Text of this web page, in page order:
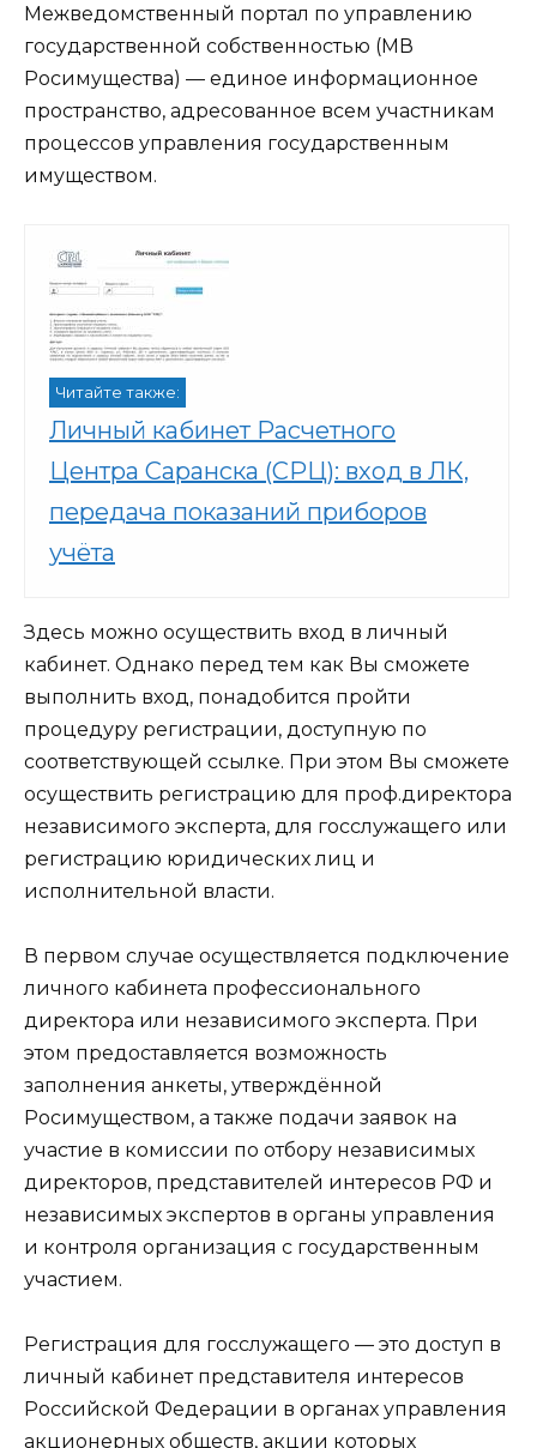
Межведомственный портал по управлению
государственной собственностью (МВ
Росимущества) — единое информационное
пространство, адресованное всем участникам
процессов управления государственным
имуществом.
Читайте также:
Личный кабинет Расчетного
Центра Саранска (СРЦ): вход в ЛК,
передача показаний приборов
учёта
Здесь можно осуществить вход в личный
кабинет. Однако перед тем как Вы сможете
выполнить вход, понадобится пройти
процедуру регистрации, доступную по
соответствующей ссылке. При этом Вы сможете
осуществить регистрацию для проф.директора
независимого эксперта, для госслужащего или
регистрацию юридических лиц и
исполнительной власти.
В первом случае осуществляется подключение
личного кабинета профессионального
директора или независимого эксперта. При
этом предоставляется возможность
заполнения анкеты, утверждённой
Росимуществом, а также подачи заявок на
участие в комиссии по отбору независимых
директоров, представителей интересов РФ и
независимых экспертов в органы управления
и контроля организация с государственным
участием.
Регистрация для госслужащего — это доступ в
личный кабинет представителя интересов
Российской Федерации в органах управления
акционерных обществ, акции которых